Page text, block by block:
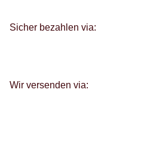
Sicher bezahlen via:
Wir versenden via: